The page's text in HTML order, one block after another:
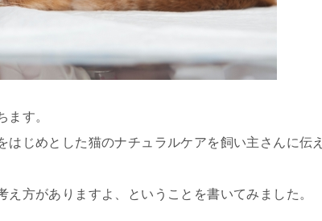
ます。
じめとした猫のナチュラルケアを飼い主さんに伝え
方がありますよ、ということを書いてみました。